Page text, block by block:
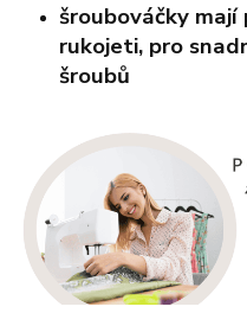
šroubováčky
rukojeti, pro
šroubů